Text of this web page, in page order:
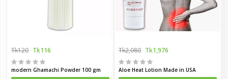
Tk120 Tk116
modern Ghamachi Powder 100 gm
Tk2,080 Tk1,976
Aloe Heat Lotion Made in USA